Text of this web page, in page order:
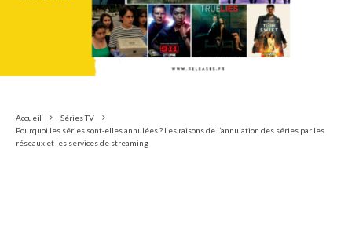
Accueil
Séries TV
Pourquoi les séries sont-elles annulées ? Les raisons de l’annulation des séries par les
réseaux et les services de streaming